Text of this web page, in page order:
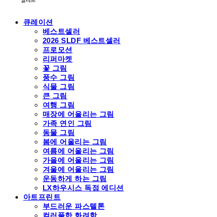
큐레이션
베스트셀러
2026 SLDF 베스트셀러
프로모션
리퍼마켓
꽃 그림
풍수 그림
식물 그림
큰 그림
여행 그림
매장에 어울리는 그림
가족 연인 그림
동물 그림
봄에 어울리는 그림
여름에 어울리는 그림
가을에 어울리는 그림
겨울에 어울리는 그림
운동하게 하는 그림
LX하우시스 독점 에디션
아트프린트
부드러운 파스텔톤
컬러풀한 화려함